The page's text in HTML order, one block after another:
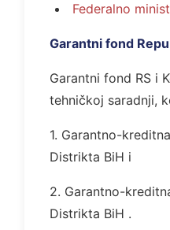
Federalno
Garantni fond
Garantni fond RS i
tehničkoj saradnji,
1. Garantno-
Distrikta BiH i
2. Garantno-
Distrikta BiH .